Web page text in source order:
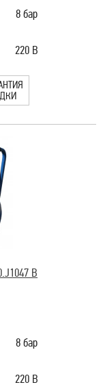
8 бар
220 В
B
8 бар
220 В